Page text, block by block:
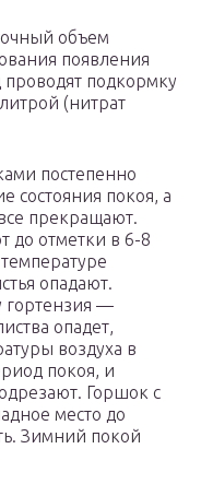
объем
появления
подкормку
(нитрат
постепенно
состояния покоя, а
прекращают.
до отметки в 6-8
опадают.
гортензия —
опадет,
воздуха в
покоя, и
Горшок с
место до
Зимний покой